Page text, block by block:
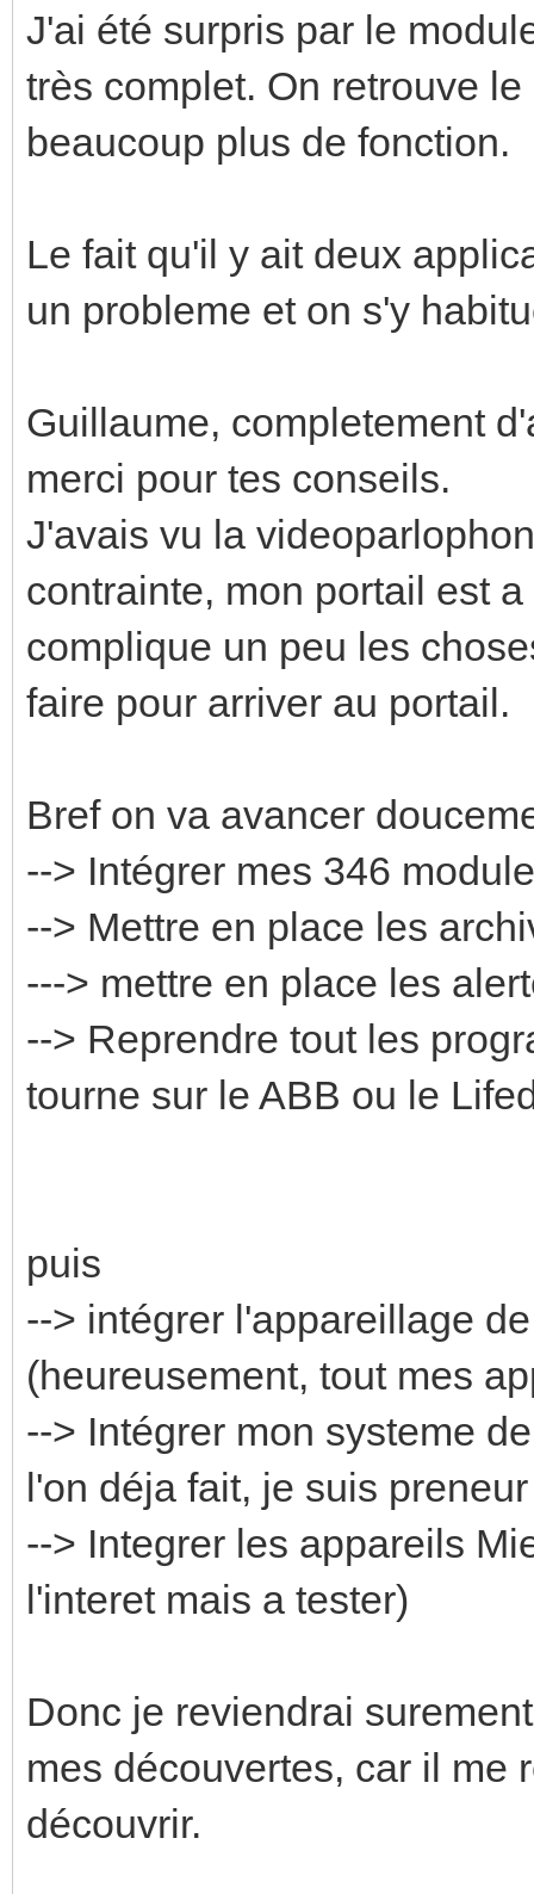
J'ai été surpris par le
très complet. On retrouve
beaucoup plus de fonction.
Le fait qu'il y ait deux
un probleme et on s'y
Guillaume, completement
merci pour tes conseils.
J'avais vu la
contrainte, mon portail est
complique un peu les
faire pour arriver au portail.
Bref on va avancer
--> Intégrer mes 346
--> Mettre en place les
---> mettre en place les
--> Reprendre tout les
tourne sur le ABB ou le
puis
--> intégrer l'appareillage
(heureusement, tout mes
--> Intégrer mon systeme
l'on déja fait, je suis
--> Integrer les appareils
l'interet mais a tester)
Donc je reviendrai
mes découvertes, car il me
découvrir.